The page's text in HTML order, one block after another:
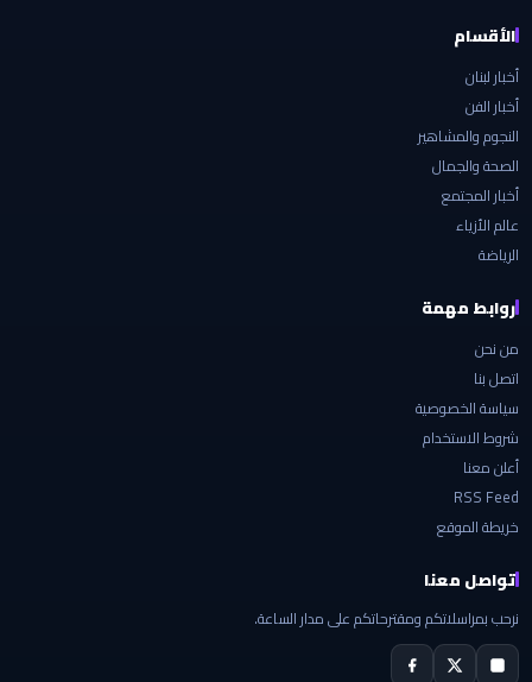
الأقسام
أخبار لبنان
أخبار الفن
النجوم والمشاهير
الصحة والجمال
أخبار المجتمع
عالم الأزياء
الرياضة
روابط مهمة
من نحن
اتصل بنا
سياسة الخصوصية
شروط الاستخدام
أعلن معنا
RSS Feed
خريطة الموقع
تواصل معنا
نرحب بمراسلاتكم ومقترحاتكم على مدار الساعة.